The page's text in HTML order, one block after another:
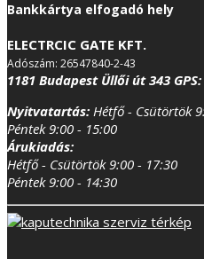
Bankkártya elfogadó hely
ELECTRCIC GATE KFT.
Adószám: 26547840-2-43
1181 Budapest Üllői út 343 GPS:
Nyitvatartás: Hétfő - Csütörtök
Péntek 9:00 - 15:00
Árukiadás:
Hétfő - Csütörtök 9:00 - 17:30
Péntek 9:00 - 14:30